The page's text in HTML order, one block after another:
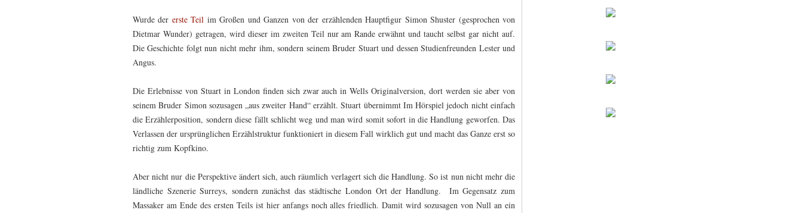
Wurde der erste Teil im Großen und Ganzen von der erzählenden Hauptfigur Simon Shuster (gesprochen von
Dietmar Wunder) getragen, wird dieser im zweiten Teil nur am Rande erwähnt und taucht selbst gar nicht auf.
Die Geschichte folgt nun nicht mehr ihm, sondern seinem Bruder Stuart und dessen Studienfreunden Lester und
Angus.
Die Erlebnisse von Stuart in London finden sich zwar auch in Wells Originalversion, dort werden sie aber von
seinem Bruder Simon sozusagen „aus zweiter Hand“ erzählt. Stuart übernimmt Im Hörspiel jedoch nicht einfach
die Erzählerposition, sondern diese fällt schlicht weg und man wird somit sofort in die Handlung geworfen. Das
Verlassen der ursprünglichen Erzählstruktur funktioniert in diesem Fall wirklich gut und macht das Ganze erst so
richtig zum Kopfkino.
Aber nicht nur die Perspektive ändert sich, auch räumlich verlagert sich die Handlung. So ist nun nicht mehr die
ländliche Szenerie Surreys, sondern zunächst das städtische London Ort der Handlung. Im Gegensatz zum
Massaker am Ende des ersten Teils ist hier anfangs noch alles friedlich. Damit wird sozusagen von Null an ein